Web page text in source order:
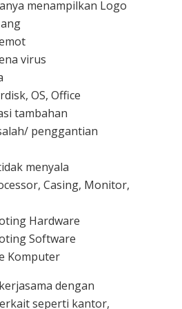
menampilkan Logo
virus
OS, Office
tambahan
penggantian
menyala
Casing, Monitor,
Hardware
Software
Komputer
dengan
seperti kantor,